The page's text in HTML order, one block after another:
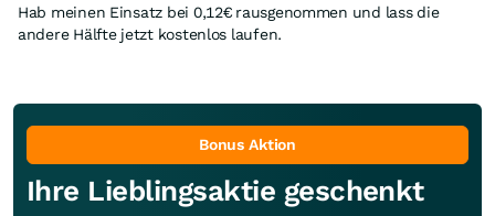
Hab meinen Einsatz bei 0,12€ rausgenommen und lass die
andere Hälfte jetzt kostenlos laufen.
Bonus Aktion
Ihre Lieblingsaktie geschenkt